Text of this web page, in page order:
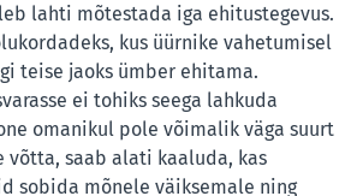
lahti mõtestada iga ehitustegevus.
kus üürnike vahetumisel
teise jaoks ümber ehitama.
ei tohiks seega lahkuda
omanikul pole võimalik väga suurt
võtta, saab alati kaaluda, kas
sobida mõnele väiksemale ning